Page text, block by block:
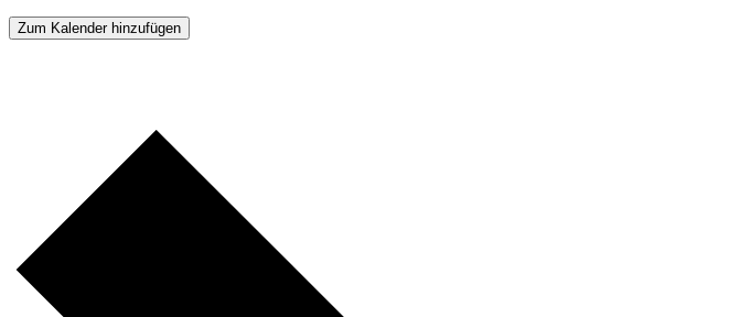
Zum Kalender hinzufügen